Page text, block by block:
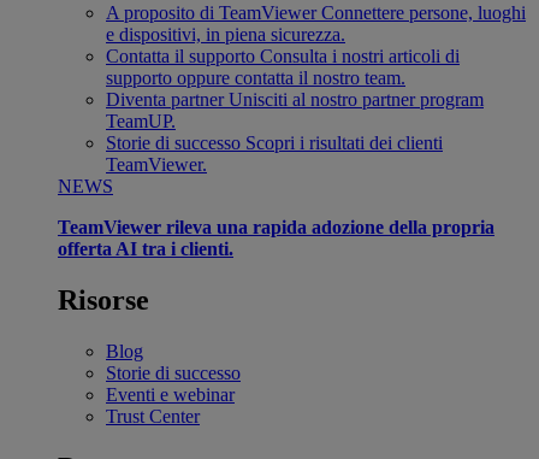
A proposito di TeamViewer Connettere persone, luoghi
e dispositivi, in piena sicurezza.
Contatta il supporto Consulta i nostri articoli di
supporto oppure contatta il nostro team.
Diventa partner Unisciti al nostro partner program
TeamUP.
Storie di successo Scopri i risultati dei clienti
TeamViewer.
NEWS
TeamViewer rileva una rapida adozione della propria
offerta AI tra i clienti.
Risorse
Blog
Storie di successo
Eventi e webinar
Trust Center